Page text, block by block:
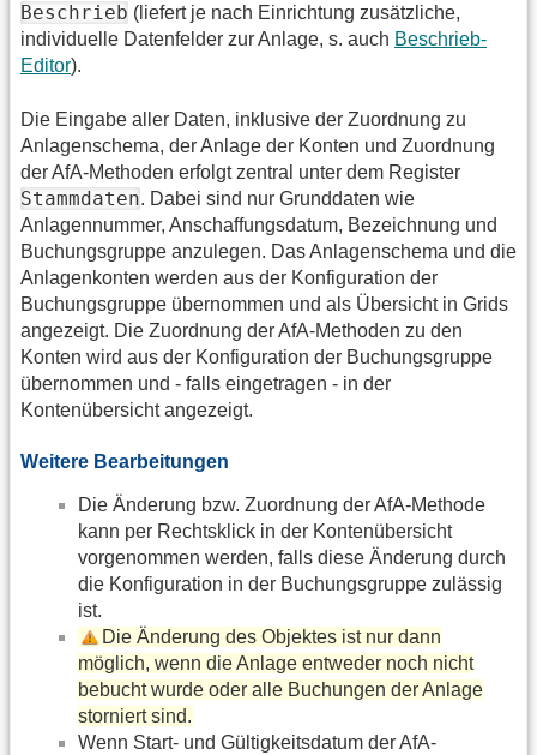
Beschrieb (liefert je nach Einrichtung zusätzliche,
individuelle Datenfelder zur Anlage, s. auch Beschrieb-
Editor).
Die Eingabe aller Daten, inklusive der Zuordnung zu
Anlagenschema, der Anlage der Konten und Zuordnung
der AfA-Methoden erfolgt zentral unter dem Register
Stammdaten. Dabei sind nur Grunddaten wie
Anlagennummer, Anschaffungsdatum, Bezeichnung und
Buchungsgruppe anzulegen. Das Anlagenschema und die
Anlagenkonten werden aus der Konfiguration der
Buchungsgruppe übernommen und als Übersicht in Grids
angezeigt. Die Zuordnung der AfA-Methoden zu den
Konten wird aus der Konfiguration der Buchungsgruppe
übernommen und - falls eingetragen - in der
Kontenübersicht angezeigt.
Weitere Bearbeitungen
Die Änderung bzw. Zuordnung der AfA-Methode
kann per Rechtsklick in der Kontenübersicht
vorgenommen werden, falls diese Änderung durch
die Konfiguration in der Buchungsgruppe zulässig
ist.
Die Änderung des Objektes ist nur dann
möglich, wenn die Anlage entweder noch nicht
bebucht wurde oder alle Buchungen der Anlage
storniert sind.
Wenn Start- und Gültigkeitsdatum der AfA-